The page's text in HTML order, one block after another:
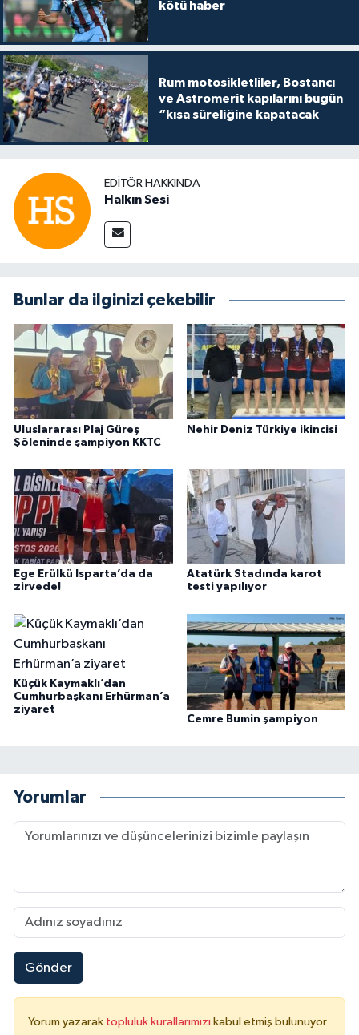
kötü haber
Rum motosikletliler, Bostancı
ve Astromerit kapılarını bugün
“kısa süreliğine kapatacak
EDITÖR HAKKINDA
Halkın Sesi
Bunlar da ilginizi çekebilir
Uluslararası Plaj Güreş
Şöleninde şampiyon KKTC
Nehir Deniz Türkiye ikincisi
Ege Erülkü Isparta’da da
zirvede!
Atatürk Stadında karot
testi yapılıyor
Küçük Kaymaklı’dan
Cumhurbaşkanı Erhürman’a
ziyaret
Cemre Bumin şampiyon
Yorumlar
Gönder
Yorum yazarak topluluk kurallarımızı kabul etmiş bulunuyor